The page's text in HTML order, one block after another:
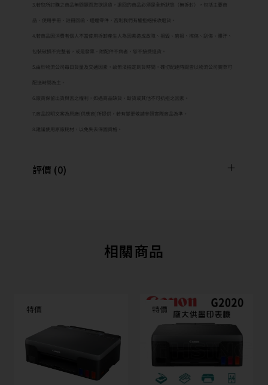
3.若您所訂購之商品無問題而您欲退貨，退回的商品必須是全新狀態（無拆封），包括主要商
品、使用手冊、註冊回函、週邊零件，否則我們有權拒絕接收退貨。
4.若商品因消費者個人不當使用拆卸產生人為因素造成故障、損毀、磨損、擦傷、刮傷、髒汙、
包裝破損不完整者，或是發票、附配件不齊者，恕不接受退貨。
5.由於物流公司每日貨量及交通因素，故無法指定到貨時間，確切配達時間皆以物流公司實際可
配送時間為主。
6.廠商保留出貨與否之權利，如遇商品缺貨、斷貨或其他不可抗拒之因素。
7.商品說明文案為原廠(供應商)所提供，若有變更敬請參照實際商品為準。
8.建議使用原廠耗材，以免失去保固資格。
評價 (0)
相關商品
特價 特價